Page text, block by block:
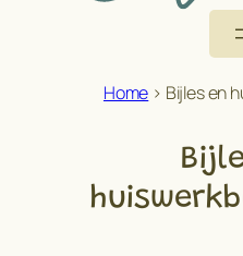
Home > Bijles en